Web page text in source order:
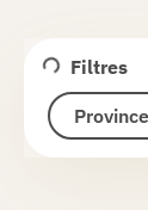
Filtres